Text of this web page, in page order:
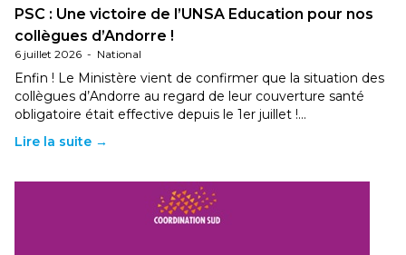
PSC : Une victoire de l’UNSA Education pour nos
collègues d’Andorre !
6 juillet 2026 - National
Enfin ! Le Ministère vient de confirmer que la situation des
collègues d’Andorre au regard de leur couverture santé
obligatoire était effective depuis le 1er juillet !…
Lire la suite →